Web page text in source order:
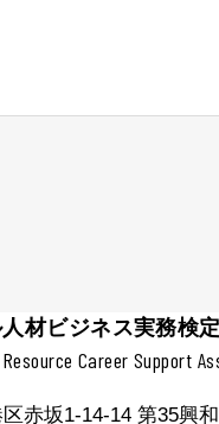
材ビジネス実務検
Career Support
赤坂1-14-14 第35興